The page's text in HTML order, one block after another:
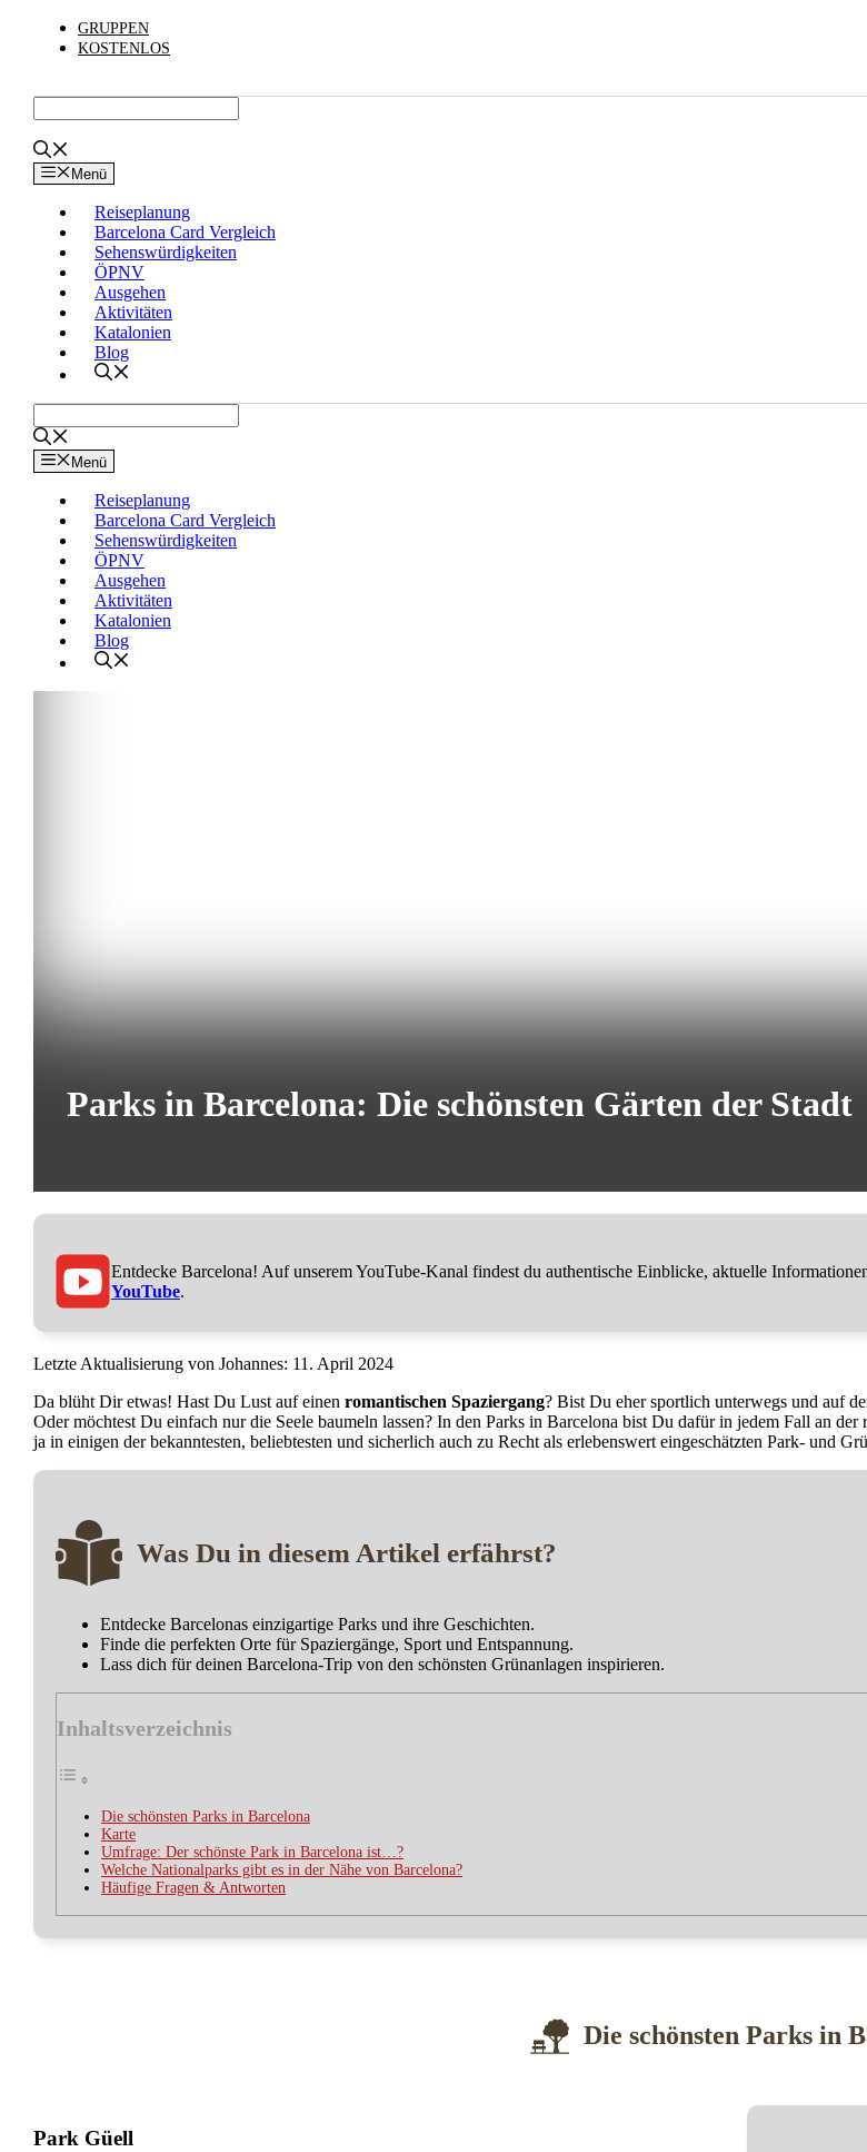
Zum
Inhalt
GRUPPEN
KOSTENLOS
Menü
Reiseplanung
Barcelona Card Vergleich
Sehenswürdigkeiten
ÖPNV
Ausgehen
Aktivitäten
Katalonien
Blog
Menü
Reiseplanung
Barcelona Card Vergleich
Sehenswürdigkeiten
ÖPNV
Ausgehen
Aktivitäten
Katalonien
Blog
Parks in Barcelona: Die schönsten Gärten der Stadt
Entdecke Barcelona! Auf unserem YouTube-Kanal findest du authentische Einblicke, aktuelle
YouTube.
11. April 2024
Da blüht Dir etwas! Hast Du Lust auf einen romantischen Spaziergang? Bist Du eher sportlich unterwegs und auf
Oder möchtest Du einfach nur die Seele baumeln lassen? In den Parks in Barcelona bist Du dafür in jedem Fall an der
ja in einigen der bekanntesten, beliebtesten und sicherlich auch zu Recht als erlebenswert eingeschätzten Park- und
Was Du in diesem Artikel erfährst?
Entdecke Barcelonas einzigartige Parks und ihre Geschichten.
Finde die perfekten Orte für Spaziergänge, Sport und Entspannung.
Lass dich für deinen Barcelona-Trip von den schönsten Grünanlagen inspirieren.
Inhaltsverzeichnis
Die schönsten Parks in Barcelona
Karte
Umfrage: Der schönste Park in Barcelona ist…?
Welche Nationalparks gibt es in der Nähe von Barcelona?
Häufige Fragen & Antworten
Die schönsten Parks in
Park Güell